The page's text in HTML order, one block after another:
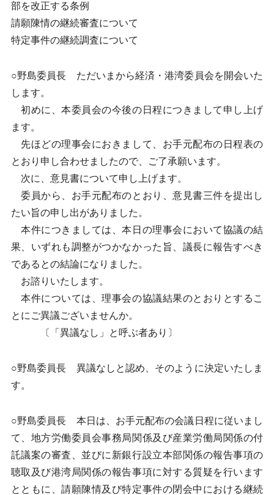
部を改正する条例
請願陳情の継続審査について
特定事件の継続調査について
○野島委員長 ただいまから経済・港湾委員会を開会いた
します。
初めに、本委員会の今後の日程につきまして申し上げ
ます。
先ほどの理事会におきまして、お手元配布の日程表の
とおり申し合わせましたので、ご了承願います。
次に、意見書について申し上げます。
委員から、お手元配布のとおり、意見書三件を提出し
たい旨の申し出がありました。
本件につきましては、本日の理事会において協議の結
果、いずれも調整がつかなかった旨、議長に報告すべき
であるとの結論になりました。
お諮りいたします。
本件については、理事会の協議結果のとおりとするこ
とにご異議ございませんか。
〔「異議なし」と呼ぶ者あり〕
○野島委員長 異議なしと認め、そのように決定いたしま
す。
○野島委員長 本日は、お手元配布の会議日程に従いまし
て、地方労働委員会事務局関係及び産業労働局関係の付
託議案の審査、並びに新銀行設立本部関係の報告事項の
聴取及び港湾局関係の報告事項に対する質疑を行います
とともに、請願陳情及び特定事件の閉会中における継続